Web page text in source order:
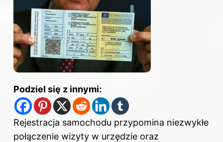
Podziel się z innymi:
Rejestracja samochodu przypomina niezwykłe
połączenie wizyty w urzędzie oraz